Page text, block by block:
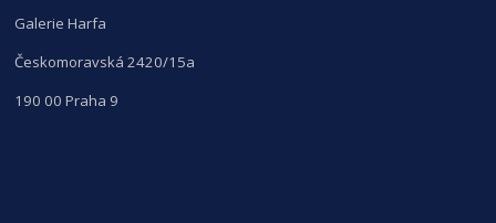
Galerie Harfa
Českomoravská 2420/15a
190 00 Praha 9